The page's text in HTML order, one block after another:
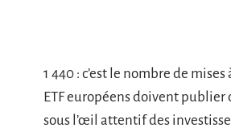
1 440 : c’est le nombre de
ETF européens doivent publier
sous l’œil attentif des